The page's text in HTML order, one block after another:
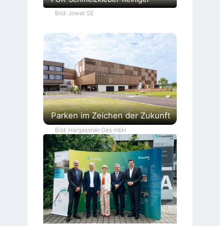
Bild: Jowat SE
Parken im Zeichen der Zukunft
Bild: Hargassner Ges mbH